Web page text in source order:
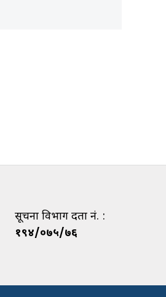
सूचना विभाग दर्ता नं. :
१९४/०७५/७६